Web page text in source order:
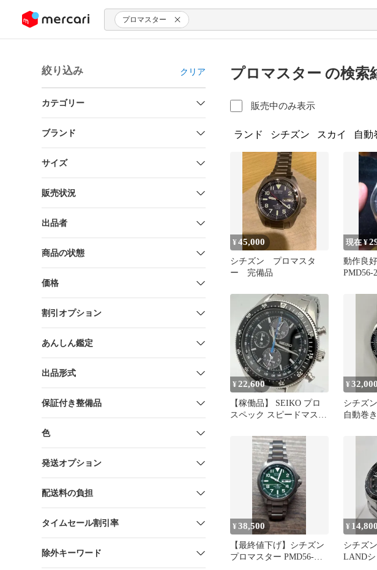
ツにスキップ プロマスター
絞り込み クリア
カテゴリー
ブランド
サイズ
販売状況
出品者
商品の状態
価格
割引オプション
あんしん鑑定
出品形式
保証付き整備品
色
発送オプション
配送料の負担
タイムセール割引率
除外キーワード
プロマスター の検索
販売中のみ表示
ランド シチズン スカイ 自動
¥45,000
シチズン プロマスタ
ー 完備品
現在 ¥
動作良
PMD56-
¥22,600
【稼働品】 SEIKO プロ
スペック スピードマスタ
¥32,000
シチズ
自動巻
¥38,500
【最終値下げ】シチズン
プロマスター PMD56-
¥ 14,800
シチズ
LAND